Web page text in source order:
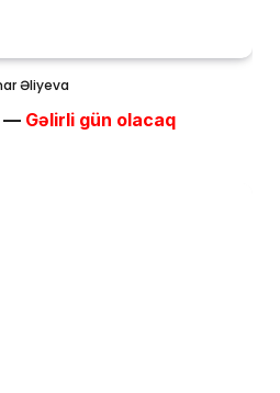
Əliyeva
— Gəlirli gün olacaq